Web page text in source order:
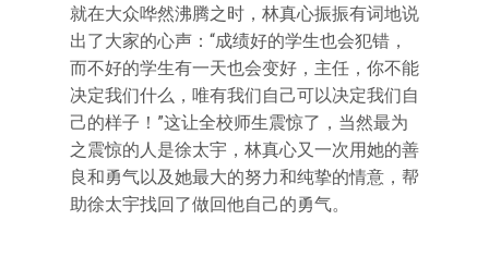
就在大众哗然沸腾之时，林真心振振有词地说
出了大家的心声：“成绩好的学生也会犯错，
而不好的学生有一天也会变好，主任，你不能
决定我们什么，唯有我们自己可以决定我们自
己的样子！”这让全校师生震惊了，当然最为
之震惊的人是徐太宇，林真心又一次用她的善
良和勇气以及她最大的努力和纯挚的情意，帮
助徐太宇找回了做回他自己的勇气。